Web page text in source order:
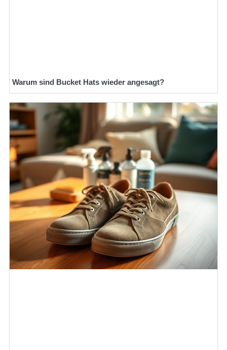
Warum sind Bucket Hats wieder angesagt?